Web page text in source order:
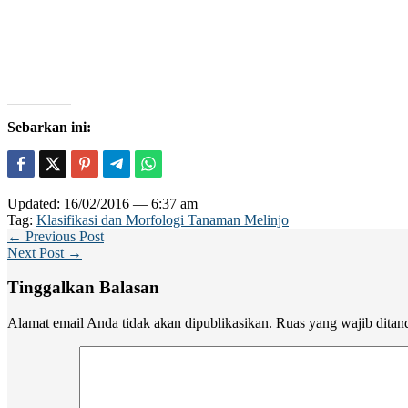
Sebarkan ini:
Updated: 16/02/2016 — 6:37 am
Tag: Klasifikasi dan Morfologi Tanaman Melinjo
← Previous Post
Next Post →
Tinggalkan Balasan
Alamat email Anda tidak akan dipublikasikan. Ruas yang wajib